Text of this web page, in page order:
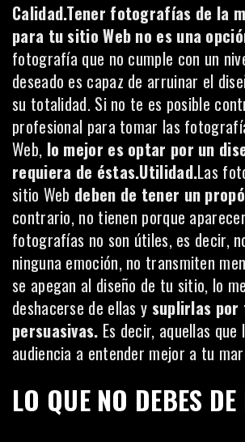
Calidad.Tener fotografías de la
para tu sitio Web no es una
fotografía que no cumple con un
deseado es capaz de arruinar el
su totalidad. Si no te es posible
profesional para tomar las
Web, lo mejor es optar por un
requiera de éstas.Utilidad.Las
sitio Web deben de tener un
contrario, no tienen porque
fotografías no son útiles, es decir,
ninguna emoción, no transmiten
se apegan al diseño de tu sitio, lo
deshacerse de ellas y suplirlas
persuasivas. Es decir, aquellas
audiencia a entender mejor a tu
LO QUE NO DEBES